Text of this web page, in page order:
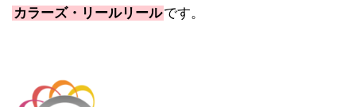
カラーズ・リールリールです。